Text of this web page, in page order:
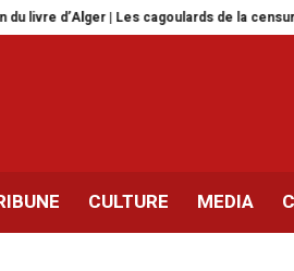
| Les cagoulards de la censure Trump
CULTURE MEDIA